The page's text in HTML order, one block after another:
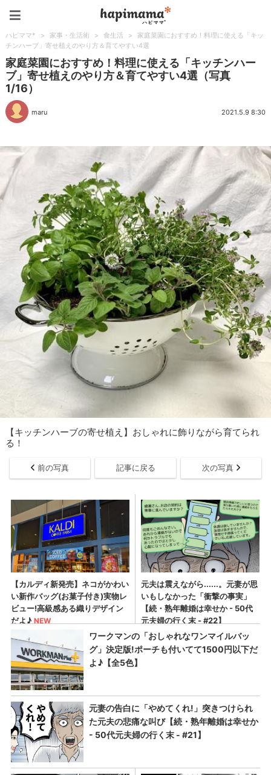
ハピママ* > 家事・生活術 > 食生活 >
家庭菜園におすすめ！料理に使える「キッ
チンハーブ」寄せ植えのやり方＆育てやすい4選
家庭菜園におすすめ！料理に使える「キッチンハー
ブ」寄せ植えのやり方＆育てやすい4選（写真
1/16）
maru 2021.5.9 8:30
【キッチンハーブの寄せ植え】おしゃれに飾りながら育てられ
る！
前の写真 記事に戻る 次の写真